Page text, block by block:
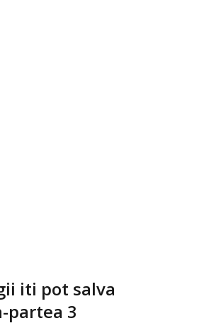
iti pot salva
partea 3